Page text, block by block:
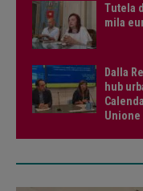
Tutela
mila
Dalla
hub
Unione